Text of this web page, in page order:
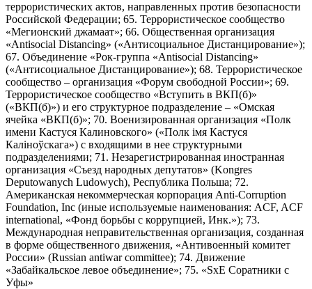
террористических актов, направленных против безопасности
Российской Федерации; 65. Террористическое сообщество
«Мегионский джамаат»; 66. Общественная организация
«Antisocial Distancing» («Антисоциальное Дистанцирование»);
67. Объединение «Рок-группа «Antisocial Distancing»
(«Антисоциальное Дистанцирование»); 68. Террористическое
сообщество – организация «Форум свободной России»; 69.
Террористическое сообщество «Вступить в ВКП(б)»
(«ВКП(б)») и его структурное подразделение – «Омская
ячейка «ВКП(б)»; 70. Военизированная организация «Полк
имени Кастуся Калиновского» («Полк iмя Кастуся
Калiноўскага») с входящими в нее структурными
подразделениями; 71. Незарегистрированная иностранная
организация «Съезд народных депутатов» (Kongres
Deputowanych Ludowych), Республика Польша; 72.
Американская некоммерческая корпорация Anti-Corruption
Foundation, Inc (иные используемые наименования: ACF, ACF
international, «Фонд борьбы с коррупцией, Инк.»); 73.
Международная неправительственная организация, созданная
в форме общественного движения, «Антивоенный комитет
России» (Russian antiwar committee); 74. Движение
«Забайкальское левое объединение»; 75. «SxE Соратники с
Уфы»